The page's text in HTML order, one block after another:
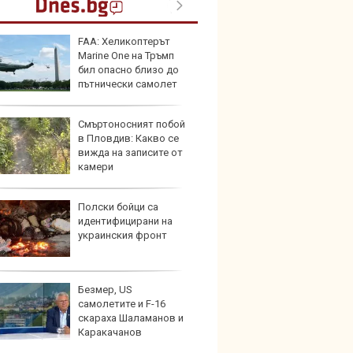
FAA: Хеликоптерът
Marine One на Тръмп
бил опасно близо до
пътнически самолет
Смъртоносният побой
в Пловдив: Какво се
вижда на записите от
камери
Полски бойци са
идентифицирани на
украинския фронт
Безмер, US
самолетите и F-16
скараха Шаламанов и
Каракачанов